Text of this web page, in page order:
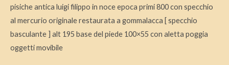
pisiche antica luigi filippo in noce epoca primi 800 con specchio
al mercurio originale restaurata a gommalacca [ specchio
basculante ] alt 195 base del piede 100×55 con aletta poggia
oggetti movibile